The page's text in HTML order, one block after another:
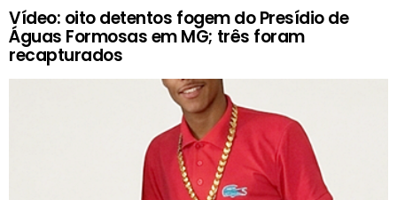
Vídeo: oito detentos fogem do Presídio de
Águas Formosas em MG; três foram
recapturados